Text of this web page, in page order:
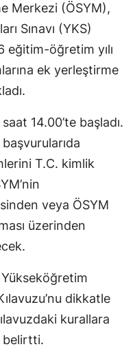
Merkezi (ÖSYM),
Sınavı (YKS)
eğitim-öğretim yılı
ek yerleştirme
14.00’te başladı.
T.C. kimlik
veya ÖSYM
üzerinden
dikkatle
kurallara
belirtti.